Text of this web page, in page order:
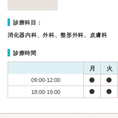
診療科目：
消化器内科、外科、整形外科、皮膚科
診療時間
月 火
09:00-12:00
18:00-19:00